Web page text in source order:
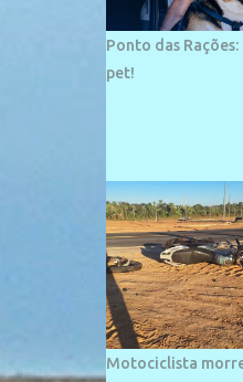
o SESC Praia,
1996. Com
Ponto das
pet!
Motociclista